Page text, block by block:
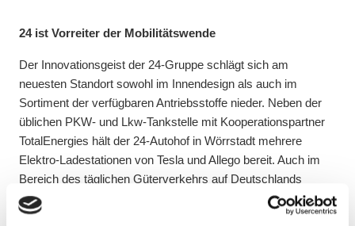
24 ist Vorreiter der Mobilitätswende
Der Innovationsgeist der 24-Gruppe schlägt sich am
neuesten Standort sowohl im Innendesign als auch im
Sortiment der verfügbaren Antriebsstoffe nieder. Neben der
üblichen PKW- und Lkw-Tankstelle mit Kooperationspartner
TotalEnergies hält der 24-Autohof in Wörrstadt mehrere
Elektro-Ladestationen von Tesla und Allego bereit. Auch im
Bereich des täglichen Güterverkehrs auf Deutschlands
Straßen ist die 24-Gruppe am Zahn der Zeit und bietet
zukünftig mit LNG die derzeit sauberste und